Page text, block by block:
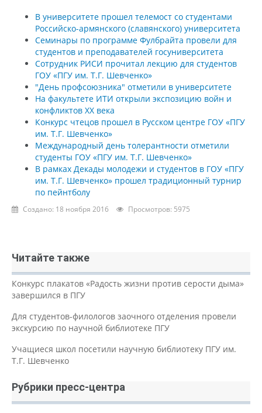
В университете прошел телемост со студентами
Российско-армянского (славянского) университета
Семинары по программе Фулбрайта провели для
студентов и преподавателей госуниверситета
Сотрудник РИСИ прочитал лекцию для студентов
ГОУ «ПГУ им. Т.Г. Шевченко»
"День профсоюзника" отметили в университете
На факультете ИТИ открыли экспозицию войн и
конфликтов XX века
Конкурс чтецов прошел в Русском центре ГОУ «ПГУ
им. Т.Г. Шевченко»
Международный день толерантности отметили
студенты ГОУ «ПГУ им. Т.Г. Шевченко»
В рамках Декады молодежи и студентов в ГОУ «ПГУ
им. Т.Г. Шевченко» прошел традиционный турнир
по пейнтболу
Создано: 18 ноября 2016 Просмотров: 5975
Читайте также
Конкурс плакатов «Радость жизни против серости дыма»
завершился в ПГУ
Для студентов-филологов заочного отделения провели
экскурсию по научной библиотеке ПГУ
Учащиеся школ посетили научную библиотеку ПГУ им.
Т.Г. Шевченко
Рубрики пресс-центра